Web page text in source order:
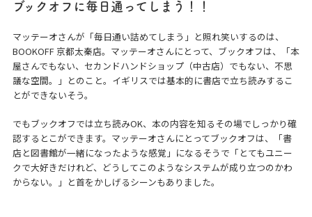
ブックオフに毎日通ってしまう！！
マッテーオさんが「毎日通い詰めてしまう」と照れ笑いするのは、
BOOKOFF 京都太秦店。マッテーオさんにとって、ブックオフは、「本
屋さんでもない、セカンドハンドショップ（中古店）でもない、不思
議な空間。」とのこと。イギリスでは基本的に書店で立ち読みするこ
とができないそう。
でもブックオフでは立ち読みOK、本の内容を知るその場でしっかり確
認するとこができます。マッテーオさんにとってブックオフは、「書
店と図書館が一緒になったような感覚」になるそうで「とてもユニー
クで大好きだけれど、どうしてこのようなシステムが成り立つのかわ
からない。」と首をかしげるシーンもありました。